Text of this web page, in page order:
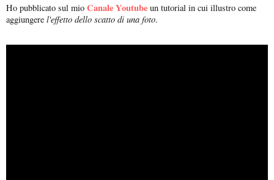
Ho pubblicato sul mio Canale Youtube un tutorial in cui illustro come
aggiungere l'effetto dello scatto di una foto.